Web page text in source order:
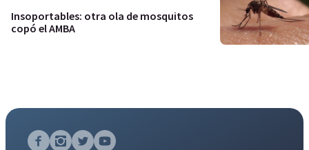
Insoportables: otra ola de mosquitos
copó el AMBA